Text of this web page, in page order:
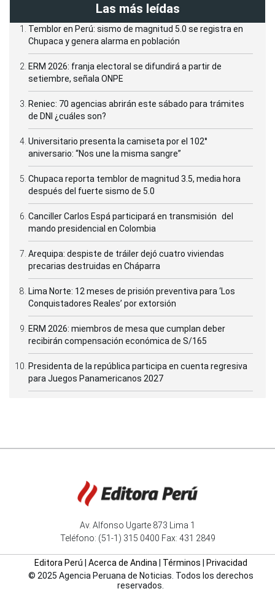
Las más leídas
Temblor en Perú: sismo de magnitud 5.0 se registra en
Chupaca y genera alarma en población
ERM 2026: franja electoral se difundirá a partir de
setiembre, señala ONPE
Reniec: 70 agencias abrirán este sábado para trámites
de DNI ¿cuáles son?
Universitario presenta la camiseta por el 102°
aniversario: “Nos une la misma sangre”
Chupaca reporta temblor de magnitud 3.5, media hora
después del fuerte sismo de 5.0
Canciller Carlos Espá participará en transmisión del
mando presidencial en Colombia
Arequipa: despiste de tráiler dejó cuatro viviendas
precarias destruidas en Cháparra
Lima Norte: 12 meses de prisión preventiva para ‘Los
Conquistadores Reales’ por extorsión
ERM 2026: miembros de mesa que cumplan deber
recibirán compensación económica de S/165
Presidenta de la república participa en cuenta regresiva
para Juegos Panamericanos 2027
Av. Alfonso Ugarte 873 Lima 1
Teléfono: (51-1) 315 0400 Fax: 431 2849
Editora Perú Acerca de Andina Términos
Privacidad
© 2025 Agencia Peruana de Noticias. Todos los derechos
reservados.